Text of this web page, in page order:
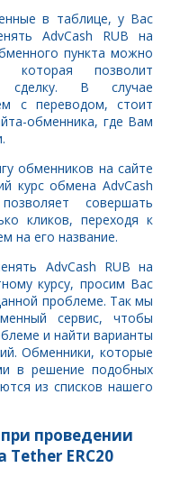
в таблице, у Вас
AdvCash RUB на
пункта можно
которая позволит
сделку. В случае
с переводом, стоит
обменника, где Вам
обменников на сайте
курс обмена AdvCash
совершать
кликов, переходя к
на его название.
AdvCash RUB на
курсу, просим Вас
проблеме. Так мы
сервис, чтобы
и найти варианты
Обменники, которые
в решение подобных
из списков нашего
проведении
Tether ERC20